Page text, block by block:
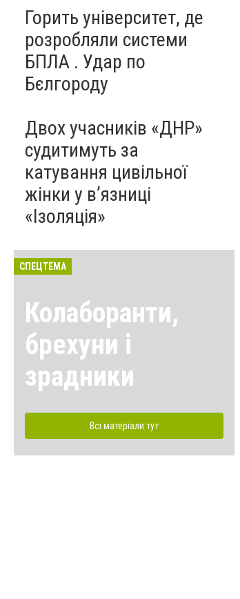
коса5unnamed
Горить університет, де
розробляли системи
БПЛА . Удар по
Бєлгороду
Двох учасників «ДНР»
судитимуть за
катування цивільної
жінки у в’язниці
«Ізоляція»
СПЕЦТЕМА
Колаборанти,
брехуни і
зрадники
Всі матеріали тут